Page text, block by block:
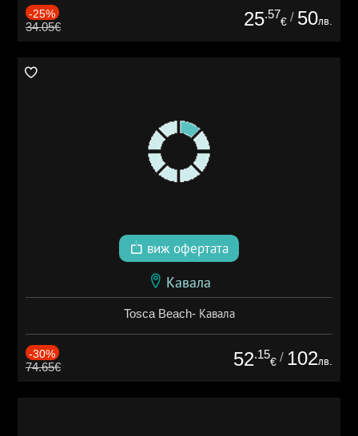
-25%
34.05€ 25.57
€ / 50лв.
виж офертата
Кавала
Tosca Beach- Кавала
-30%
74.65€ 52.15
€ / 102лв.